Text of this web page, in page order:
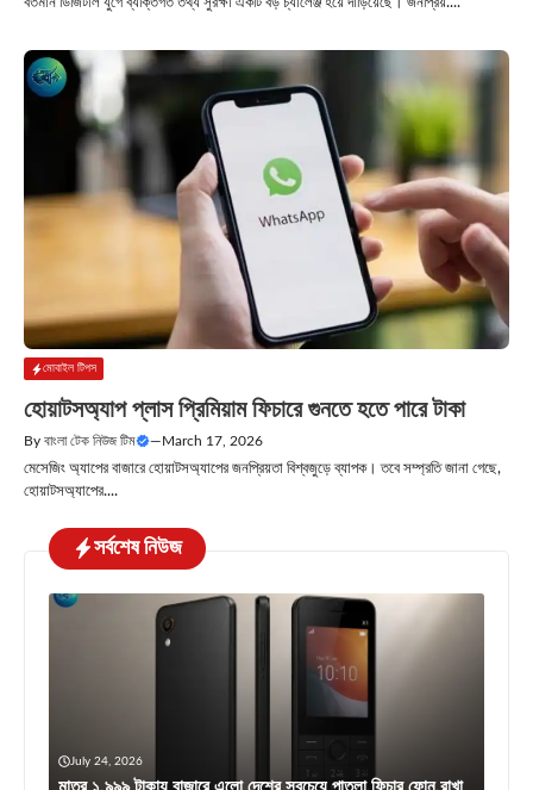
মোবাইল টিপস
হোয়াটসঅ্যাপ প্লাস প্রিমিয়াম ফিচারে গুনতে হতে পারে টাকা
By বাংলা টেক নিউজ টিম —March 17, 2026
মেসেজিং অ্যাপের বাজারে হোয়াটসঅ্যাপের জনপ্রিয়তা বিশ্বজুড়ে ব্যাপক। তবে সম্প্রতি জানা গেছে,
হোয়াটসঅ্যাপের....
সর্বশেষ নিউজ
July 24, 2026